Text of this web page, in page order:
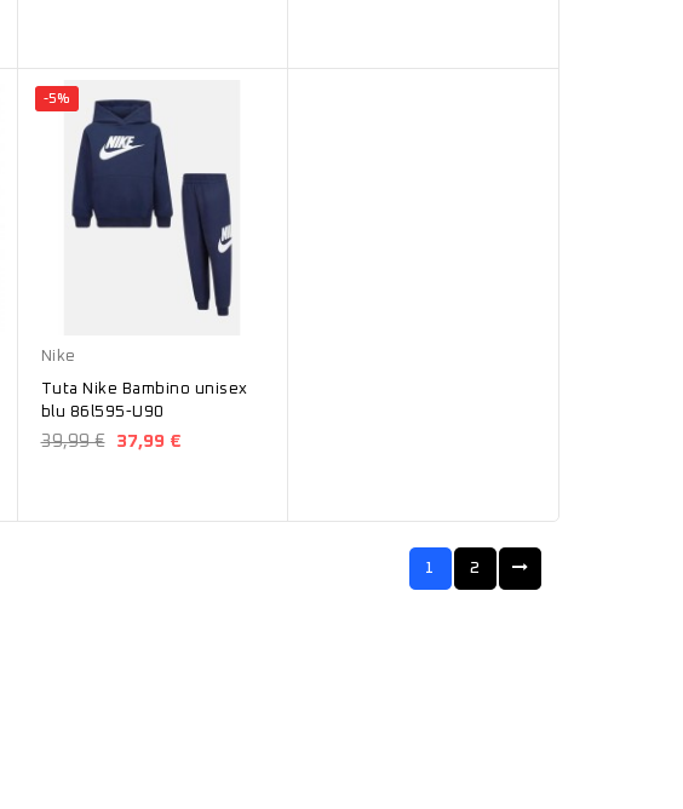
-5%
Nike
Tuta Nike Bambino unisex
blu 86l595-U90
39,99 € 37,99 €
1 2